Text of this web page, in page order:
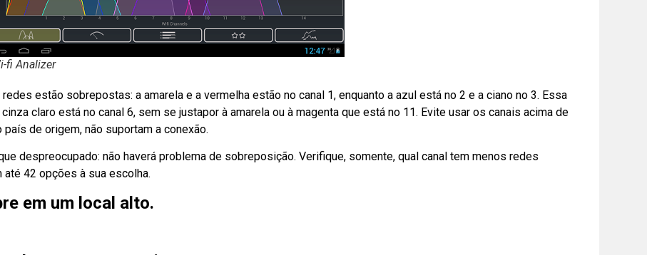
fi Analizer
estão sobrepostas: a amarela e a vermelha estão no canal 1, enquanto a azul está no 2 e a ciano no 3. Essa
claro está no canal 6, sem se justapor à amarela ou à magenta que está no 11. Evite usar os canais acima de
de origem, não suportam a conexão.
despreocupado: não haverá problema de sobreposição. Verifique, somente, qual canal tem menos redes
42 opções à sua escolha.
em um local alto.